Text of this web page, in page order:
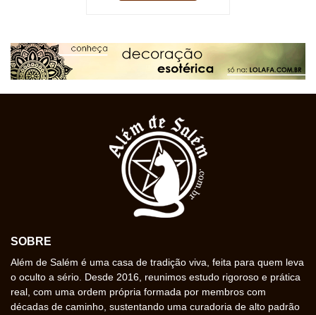
SOBRE
Além de Salém é uma casa de tradição viva, feita para quem leva
o oculto a sério. Desde 2016, reunimos estudo rigoroso e prática
real, com uma ordem própria formada por membros com
décadas de caminho, sustentando uma curadoria de alto padrão